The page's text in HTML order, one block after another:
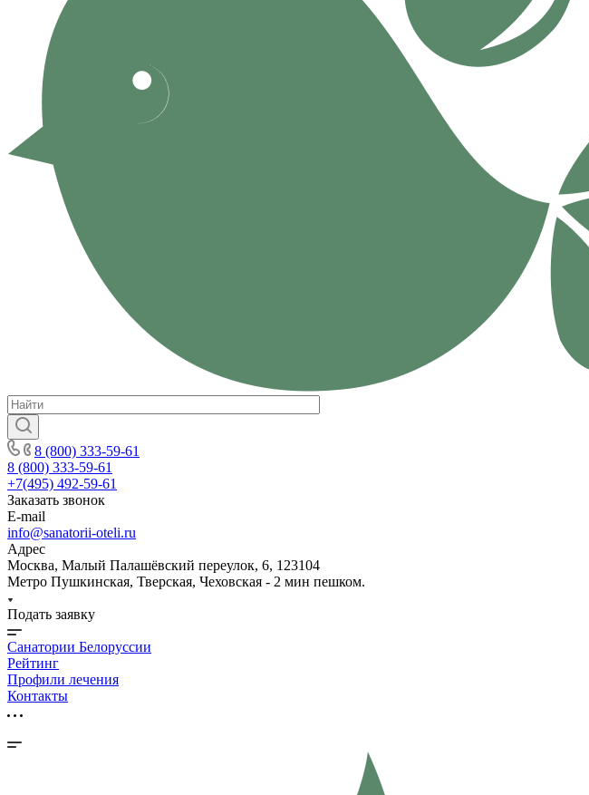
8 (800) 333-59-61
8 (800) 333-59-61
+7(495) 492-59-61
Заказать звонок
E-mail
info@sanatorii-oteli.ru
Адрес
Москва, Малый Палашёвский переулок, 6, 123104
Метро Пушкинская, Тверская, Чеховская - 2 мин пешком.
Подать заявку
Санатории Белоруссии
Рейтинг
Профили лечения
Контакты